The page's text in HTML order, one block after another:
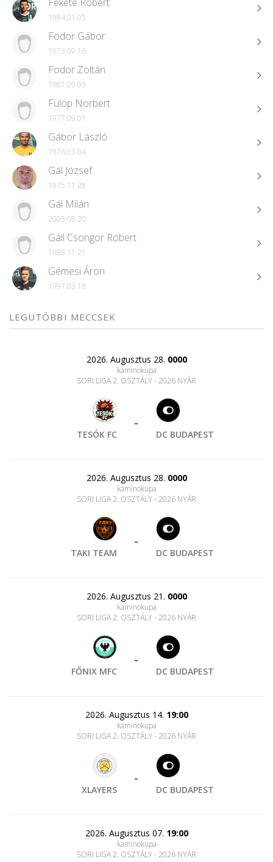
1984.01.05
Fodor Gábor
1973.09.16
Fodor Zoltán
1981.09.03
Fülöp Norbert
1977.09.01
Gábor László
1976.03.04
Gál József
1975.11.28
Gál Milán
2005.08.20
Gáll Csongor Róbert
1988.11.21
Gémesi Áron
1997.03.18
LEGUTÓBBI MECCSEK
2026. Augusztus 28. 0000
kaminokupa
SORI LIGA 2. OSZTÁLY - 2026 NYÁR
TESÓK FC
-
DC BUDAPEST
2026. Augusztus 28. 0000
kaminokupa
SORI LIGA 2. OSZTÁLY - 2026 NYÁR
TAKI TEAM
-
DC BUDAPEST
2026. Augusztus 21. 0000
kaminokupa
SORI LIGA 2. OSZTÁLY - 2026 NYÁR
FŐNIX MFC
-
DC BUDAPEST
2026. Augusztus 14. 19:00
kaminokupa
SORI LIGA 2. OSZTÁLY - 2026 NYÁR
XLAYERS
-
DC BUDAPEST
2026. Augusztus 07. 19:00
kaminokupa
SORI LIGA 2. OSZTÁLY - 2026 NYÁR